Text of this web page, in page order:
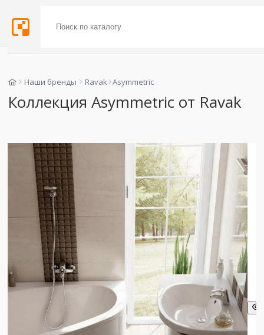
Наши бренды Ravak Asymmetric
Коллекция Asymmetric от Ravak